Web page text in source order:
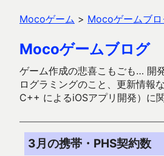
Mocoゲーム > Mocoゲームブ
Mocoゲームブログ
ゲーム作成の悲喜こもごも… 開
ログラミングのこと、更新情
C++ によるiOSアプリ開発）に
3月の携帯・PHS契約数